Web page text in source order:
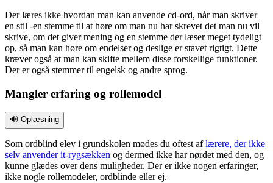
Der læres ikke hvordan man kan anvende cd-ord, når man skriver
en stil -en stemme til at høre om man nu har skrevet det man nu vil
skrive, om det giver mening og en stemme der læser meget tydeligt
op, så man kan høre om endelser og deslige er stavet rigtigt. Dette
kræver også at man kan skifte mellem disse forskellige funktioner.
Der er også stemmer til engelsk og andre sprog.
Mangler erfaring og rollemodel
🔊 Oplæsning
Som ordblind elev i grundskolen mødes du oftest aflærere, der ikke
selv anvender it-rygsækken og dermed ikke har nørdet med den, og
kunne glædes over dens muligheder. Der er ikke nogen erfaringer,
ikke nogle rollemodeler, ordblinde eller ej.